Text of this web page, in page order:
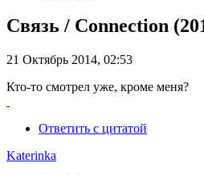
Связь / Connection
21 Октябрь 2014, 02:53
Кто-то смотрел уже, кроме меня?
Ответить с цитатой
Katerinka